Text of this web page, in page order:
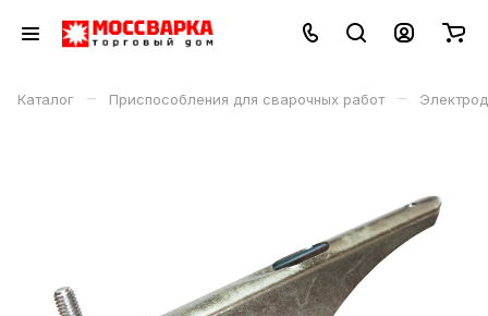
Каталог – Приспособления для сварочных работ –